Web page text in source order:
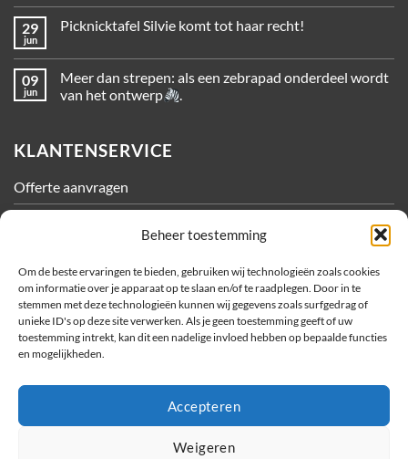
Beheer toestemming
Om de beste ervaringen te bieden, gebruiken wij technologieën zoals cookies
om informatie over je apparaat op te slaan en/of te raadplegen. Door in te
stemmen met deze technologieën kunnen wij gegevens zoals surfgedrag of
unieke ID's op deze site verwerken. Als je geen toestemming geeft of uw
toestemming intrekt, kan dit een nadelige invloed hebben op bepaalde functies
en mogelijkheden.
Accepteren
Weigeren
29
jun
Picknicktafel Silvie komt tot haar recht!
09
jun
Meer dan strepen: als een zebrapad onderdeel wordt
van het ontwerp
.
KLANTENSERVICE
Offerte aanvragen
Privacy
Cookiebeleid